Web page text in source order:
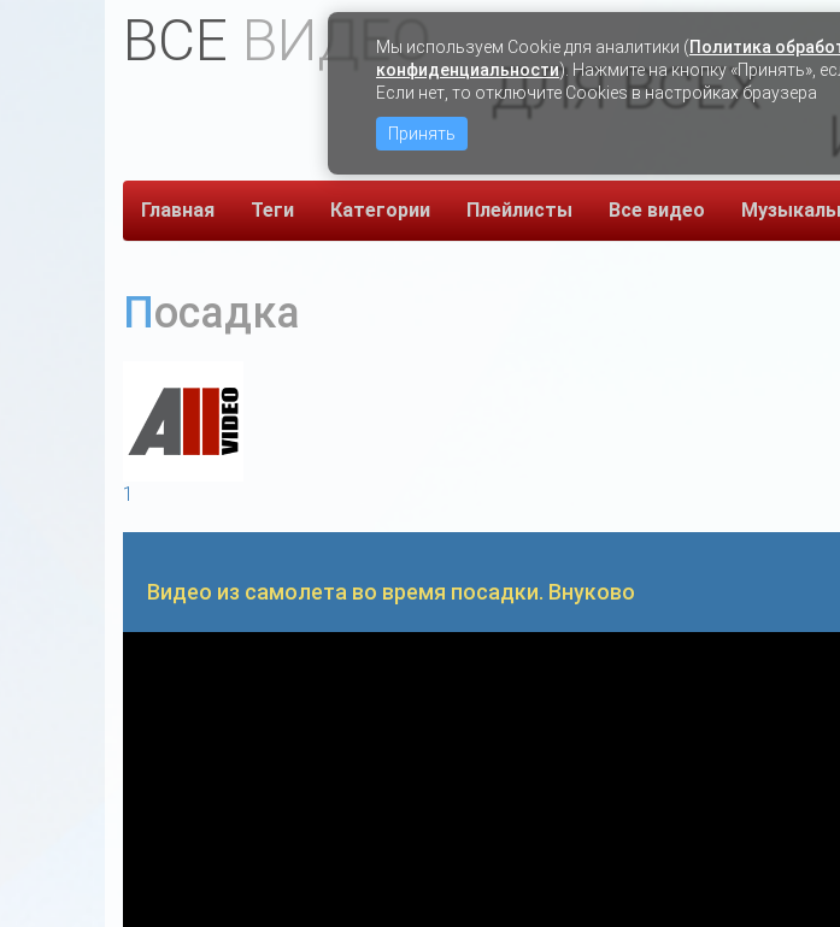
ВСЕ ВИДЕО
ДЛЯ ВСЕХ
Главная Теги Категории Плейлисты Все видео
Посадка
1
Видео из самолета во время посадки. Внуково
Мы используем Сookie для аналитики (Политика
конфиденциальности). Нажмите на кнопку «Принять»,
Если нет, то отключите Cookies в настройках браузера
Принять